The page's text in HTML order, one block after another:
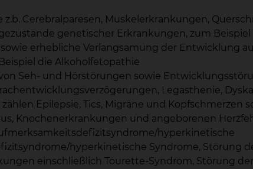
Cerebralparesen, Muskelerkrankungen,
genetischer Erkrankungen, zum
erhebliche Verlangsamung der Entwicklung
die Alkoholfetopathie
Seh- und Hörstörungen sowie
Legasthenie,
Epilepsie, Tics, Migräne und Kopfschmerzen
Knochenerkrankungen und angeborenen
hyperkinetische
hyperkinetische Syndrome, Störung
einschließlich Tourette-Syndrom, Störung